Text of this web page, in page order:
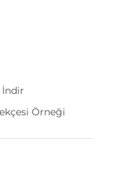
Örneği